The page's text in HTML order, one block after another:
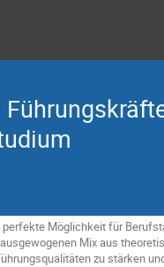
Möglichkeit für
Mix aus
zu stärken